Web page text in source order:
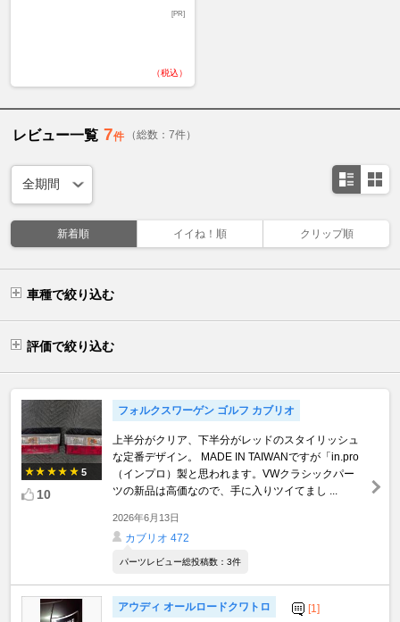
[PR]
（税込）
レビュー一覧 7件 （総数：7件）
新着順 イイね！順 クリップ順
車種で絞り込む
評価で絞り込む
5
10
フォルクスワーゲン ゴルフ カブリオ
上半分がクリア、下半分がレッドのスタイリッシュ
な定番デザイン。 MADE IN TAIWANですが「in.pro
（インプロ）製と思われます。VWクラシックパー
ツの新品は高価なので、手に入りツイてまし ...
2026年6月13日
カブリオ 472
パーツレビュー総投稿数：3件
アウディ オールロードクワトロ [1]